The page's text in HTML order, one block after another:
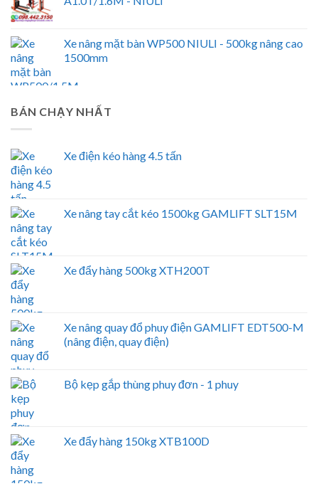
Xe nâng mặt bàn WP500 NIULI - 500kg nâng cao
1500mm
BÁN CHẠY NHẤT
Xe điện kéo hàng 4.5 tấn
Xe nâng tay cắt kéo 1500kg GAMLIFT SLT15M
Xe đẩy hàng 500kg XTH200T
Xe nâng quay đổ phuy điện GAMLIFT EDT500-M
(nâng điện, quay điện)
Bộ kẹp gắp thùng phuy đơn - 1 phuy
Xe đẩy hàng 150kg XTB100D